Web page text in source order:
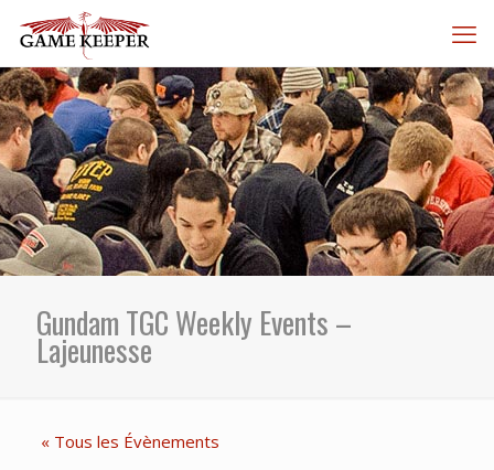
Gundam TGC Weekly Events –
Lajeunesse
« Tous les Évènements